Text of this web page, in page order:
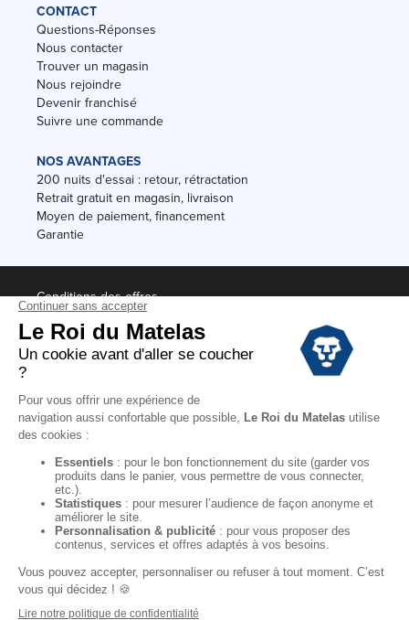
CONTACT
Questions-Réponses
Nous contacter
Trouver un magasin
Nous rejoindre
Devenir franchisé
Suivre une commande
NOS AVANTAGES
200 nuits d'essai : retour, rétractation
Retrait gratuit en magasin, livraison
Moyen de paiement, financement
Garantie
Conditions des offres
Black Friday
Destockage
Soldes
Conditions Générales de vente magasin
Conditions Générales de vente internet
Mentions Légales
Données personnelles
Codes promo Le Roi du Matelas
Copyright © 2022. All rights reserved.